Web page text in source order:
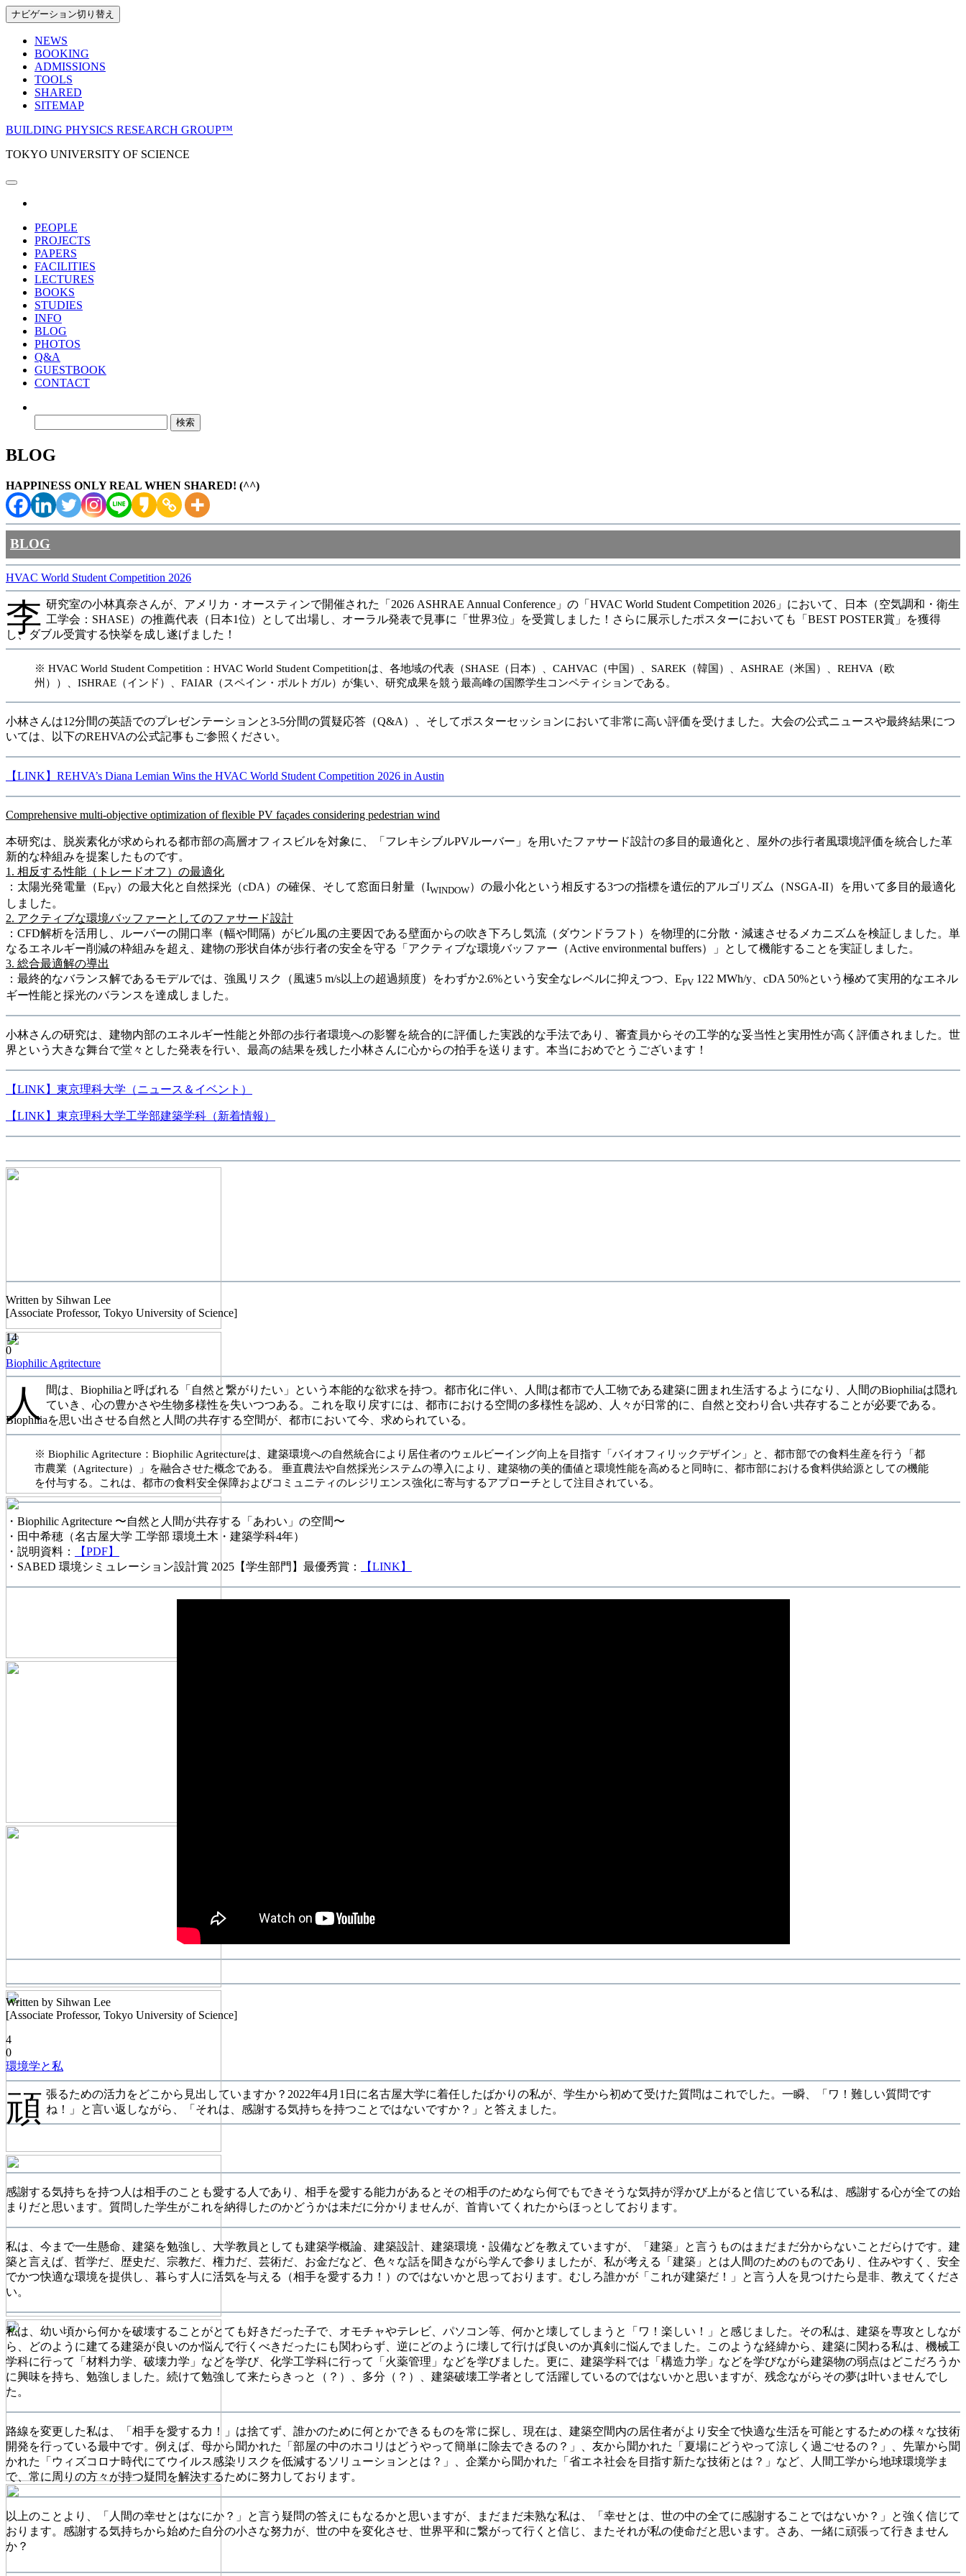
Skip
to
content
ナビゲーション切り替え
NEWS
BOOKING
ADMISSIONS
TOOLS
SHARED
SITEMAP
BUILDING PHYSICS RESEARCH GROUP™
TOKYO UNIVERSITY OF SCIENCE
PEOPLE
PROJECTS
PAPERS
FACILITIES
LECTURES
BOOKS
STUDIES
INFO
BLOG
PHOTOS
Q&A
GUESTBOOK
CONTACT
BLOG
HAPPINESS ONLY REAL WHEN SHARED! (^^)
BLOG
HVAC World Student Competition 2026
李 研究室の小林真奈さんが、アメリカ・オースティンで開催された「2026 ASHRAE Annual Conference」の「HVAC World Student Competition 2026」において、日本（空気調和・衛生
工学会：SHASE）の推薦代表（日本1位）として出場し、オーラル発表で見事に「世界3位」を受賞しました！さらに展示したポスターにおいても「BEST POSTER賞」を獲得
し、ダブル受賞する快挙を成し遂げました！
※ HVAC World Student Competition：HVAC World Student Competitionは、各地域の代表（SHASE（日本）、CAHVAC（中国）、SAREK（韓国）、ASHRAE（米国）、REHVA（欧
州））、ISHRAE（インド）、FAIAR（スペイン・ポルトガル）が集い、研究成果を競う最高峰の国際学生コンペティションである。
小林さんは12分間の英語でのプレゼンテーションと3-5分間の質疑応答（Q&A）、そしてポスターセッションにおいて非常に高い評価を受けました。大会の公式ニュースや最終結果につ
いては、以下のREHVAの公式記事もご参照ください。
【LINK】REHVA’s Diana Lemian Wins the HVAC World Student Competition 2026 in Austin
Comprehensive multi-objective optimization of flexible PV façades considering pedestrian wind
本研究は、脱炭素化が求められる都市部の高層オフィスビルを対象に、「フレキシブルPVルーバー」を用いたファサード設計の多目的最適化と、屋外の歩行者風環境評価を統合した革
新的な枠組みを提案したものです。
1. 相反する性能（トレードオフ）の最適化
：太陽光発電量（EPV）の最大化と自然採光（cDA）の確保、そして窓面日射量（IWINDOW）の最小化という相反する3つの指標を遺伝的アルゴリズム（NSGA-II）を用いて多目的最適化
しました。
2. アクティブな環境バッファーとしてのファサード設計
：CFD解析を活用し、ルーバーの開口率（幅や間隔）がビル風の主要因である壁面からの吹き下ろし気流（ダウンドラフト）を物理的に分散・減速させるメカニズムを検証しました。単
なるエネルギー削減の枠組みを超え、建物の形状自体が歩行者の安全を守る「アクティブな環境バッファー（Active environmental buffers）」として機能することを実証しました。
3. 総合最適解の導出
：最終的なバランス解であるモデルでは、強風リスク（風速5 m/s以上の超過頻度）をわずか2.6%という安全なレベルに抑えつつ、EPV 122 MWh/y、cDA 50%という極めて実用的なエネル
ギー性能と採光のバランスを達成しました。
小林さんの研究は、建物内部のエネルギー性能と外部の歩行者環境への影響を統合的に評価した実践的な手法であり、審査員からその工学的な妥当性と実用性が高く評価されました。世
界という大きな舞台で堂々とした発表を行い、最高の結果を残した小林さんに心からの拍手を送ります。本当におめでとうございます！
【LINK】東京理科大学（ニュース＆イベント）
【LINK】東京理科大学工学部建築学科（新着情報）
Written by Sihwan Lee
[Associate Professor, Tokyo University of Science]
14
0
Biophilic Agritecture
人
間は、Biophiliaと呼ばれる「自然と繋がりたい」という本能的な欲求を持つ。都市化に伴い、人間は都市で人工物である建築に囲まれ生活するようになり、人間のBiophiliaは隠れ
ていき、心の豊かさや生物多様性を失いつつある。これを取り戻すには、都市における空間の多様性を認め、人々が日常的に、自然と交わり合い共存することが必要である。
Biophiliaを思い出させる自然と人間の共存する空間が、都市において今、求められている。
※ Biophilic Agritecture：Biophilic Agritectureは、建築環境への自然統合により居住者のウェルビーイング向上を目指す「バイオフィリックデザイン」と、都市部での食料生産を行う「都
市農業（Agritecture）」を融合させた概念である。 垂直農法や自然採光システムの導入により、建築物の美的価値と環境性能を高めると同時に、都市部における食料供給源としての機能
を付与する。これは、都市の食料安全保障およびコミュニティのレジリエンス強化に寄与するアプローチとして注目されている。
・Biophilic Agritecture 〜自然と人間が共存する「あわい」の空間〜
・田中希穂（名古屋大学 工学部 環境土木・建築学科4年）
・説明資料：
【PDF】
・SABED 環境シミュレーション設計賞 2025【学生部門】最優秀賞：
【LINK】
Written by Sihwan Lee
[Associate Professor, Tokyo University of Science]
4
0
環境学と私
頑 張るための活力をどこから見出していますか？2022年4月1日に名古屋大学に着任したばかりの私が、学生から初めて受けた質問はこれでした。一瞬、「ワ！難しい質問です
ね！」と言い返しながら、「それは、感謝する気持ちを持つことではないですか？」と答えました。
感謝する気持ちを持つ人は相手のことも愛する人であり、相手を愛する能力があるとその相手のためなら何でもできそうな気持が浮かび上がると信じている私は、感謝する心が全ての始
まりだと思います。質問した学生がこれを納得したのかどうかは未だに分かりませんが、首肯いてくれたからほっとしております。
私は、今まで一生懸命、建築を勉強し、大学教員としても建築学概論、建築設計、建築環境・設備などを教えていますが、「建築」と言うものはまだまだ分からないことだらけです。建
築と言えば、哲学だ、歴史だ、宗教だ、権力だ、芸術だ、お金だなど、色々な話を聞きながら学んで参りましたが、私が考える「建築」とは人間のためのものであり、住みやすく、安全
でかつ快適な環境を提供し、暮らす人に活気を与える（相手を愛する力！）のではないかと思っております。むしろ誰かが「これが建築だ！」と言う人を見つけたら是非、教えてくださ
い。
私は、幼い頃から何かを破壊することがとても好きだった子で、オモチャやテレビ、パソコン等、何かと壊してしまうと「ワ！楽しい！」と感じました。その私は、建築を専攻としなが
ら、どのように建てる建築が良いのか悩んで行くべきだったにも関わらず、逆にどのように壊して行けば良いのか真剣に悩んでました。このような経緯から、建築に関わる私は、機械工
学科に行って「材料力学、破壊力学」などを学び、化学工学科に行って「火薬管理」などを学びました。更に、建築学科では「構造力学」などを学びながら建築物の弱点はどこだろうか
に興味を持ち、勉強しました。続けて勉強して来たらきっと（？）、多分（？）、建築破壊工学者として活躍しているのではないかと思いますが、残念ながらその夢は叶いませんでし
た。
路線を変更した私は、「相手を愛する力！」は捨てず、誰かのために何とかできるものを常に探し、現在は、建築空間内の居住者がより安全で快適な生活を可能とするための様々な技術
開発を行っている最中です。例えば、母から聞かれた「部屋の中のホコリはどうやって簡単に除去できるの？」、友から聞かれた「夏場にどうやって涼しく過ごせるの？」、先輩から聞
かれた「ウィズコロナ時代にてウイルス感染リスクを低減するソリューションとは？」、企業から聞かれた「省エネ社会を目指す新たな技術とは？」など、人間工学から地球環境学ま
で、常に周りの方々が持つ疑問を解決するために努力しております。
以上のことより、「人間の幸せとはなにか？」と言う疑問の答えにもなるかと思いますが、まだまだ未熟な私は、「幸せとは、世の中の全てに感謝することではないか？」と強く信じて
おります。感謝する気持ちから始めた自分の小さな努力が、世の中を変化させ、世界平和に繋がって行くと信じ、またそれが私の使命だと思います。さあ、一緒に頑張って行きません
か？